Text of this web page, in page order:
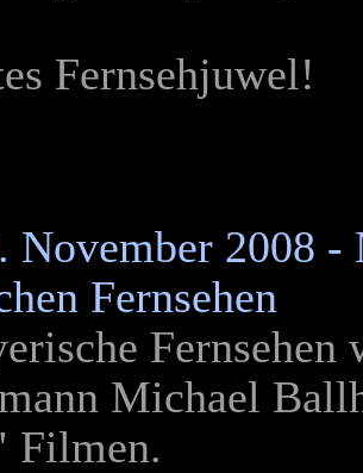
Fernsehjuwel!
November 2008
Fernsehen
Michael
Filmen.